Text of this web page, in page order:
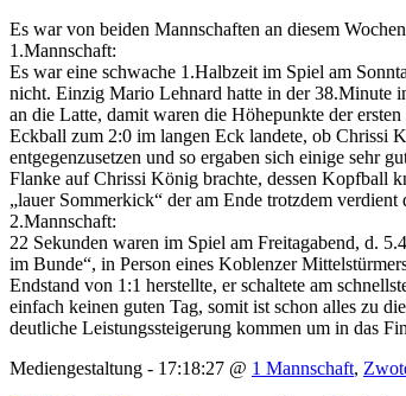
Es war von beiden Mannschaften an diesem
1.Mannschaft:
Es war eine schwache 1.Halbzeit im Spiel am
nicht. Einzig Mario Lehnard hatte in der 38.Minute
an die Latte, damit waren die Höhepunkte der
Eckball zum 2:0 im langen Eck landete, ob Chrissi
entgegenzusetzen und so ergaben sich einige
Flanke auf Chrissi König brachte, dessen Kopfball
„lauer Sommerkick“ der am Ende trotzdem verdient
2.Mannschaft:
22 Sekunden waren im Spiel am Freitagabend, d.
im Bunde“, in Person eines Koblenzer
Endstand von 1:1 herstellte, er schaltete am
einfach keinen guten Tag, somit ist schon alles zu
deutliche Leistungssteigerung kommen um in das
Mediengestaltung - 17:18:27 @ 1 Mannschaft,